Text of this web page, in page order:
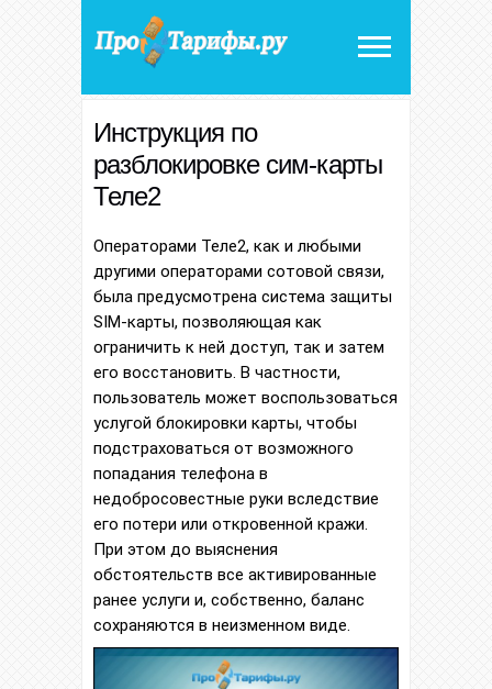
Инструкция по
разблокировке сим-карты
Теле2
Операторами Теле2, как и любыми
другими операторами сотовой связи,
была предусмотрена система защиты
SIM-карты, позволяющая как
ограничить к ней доступ, так и затем
его восстановить. В частности,
пользователь может воспользоваться
услугой блокировки карты, чтобы
подстраховаться от возможного
попадания телефона в
недобросовестные руки вследствие
его потери или откровенной кражи.
При этом до выяснения
обстоятельств все активированные
ранее услуги и, собственно, баланс
сохраняются в неизменном виде.